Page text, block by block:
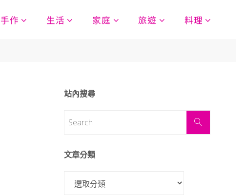
手作 生活 家庭 旅遊 料理
站內搜尋
文章分類